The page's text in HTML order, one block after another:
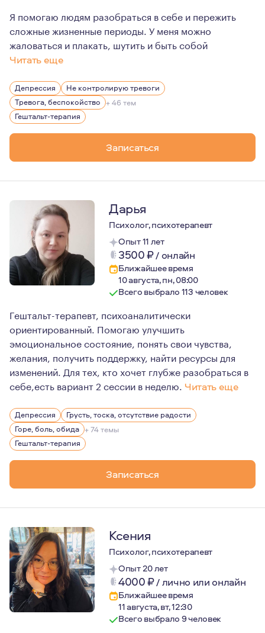
Я помогаю людям разобраться в себе и пережить
сложные жизненные периоды. У меня можно
жаловаться и плакать, шутить и быть собой
Читать еще
Я много работаю с людьми разной гендерной
Депрессия
Не контролирую тревоги
Тревога, беспокойство + 46 тем
Гештальт-терапия
Записаться
Дарья
Психолог, психотерапевт
Опыт 11 лет
3500₽/ онлайн
Ближайшее время
10 августа, пн, 08:00
Всего выбрало 113 человек
Гештальт-терапевт, психоаналитически
ориентированный. Помогаю улучшить
эмоциональное состояние, понять свои чувства,
желания, получить поддержку, найти ресурсы для
изменений. Для тех, кто хочет глубже разобраться в
себе,есть вариант 2 сессии в неделю. Читать еще
Психотерапия это, в первую очередь, инструмент,
Внутри каждого из нас есть та часть, которая
Я надежная и внимательная, умею хорошо слушать и
Депрессия
Грусть, тоска, отсутствие радости
Горе, боль, обида + 74 темы
Гештальт-терапия
Записаться
Ксения
Психолог, психотерапевт
Опыт 20 лет
4000₽/лично или онлайн
Ближайшее время
11 августа, вт, 12:30
Всего выбрало 9 человек